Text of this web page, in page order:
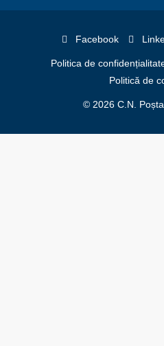
Facebook
Politica de
Politică de
© 2026 C.N.